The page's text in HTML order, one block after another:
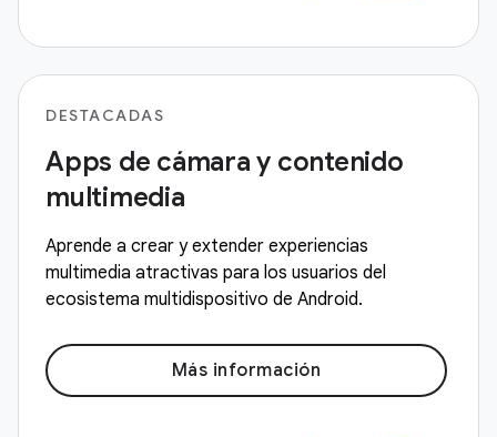
DESTACADAS
Apps de cámara y contenido
multimedia
Aprende a crear y extender experiencias
multimedia atractivas para los usuarios del
ecosistema multidispositivo de Android.
Más información